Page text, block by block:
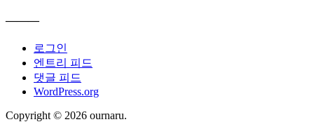
———
로그인
엔트리 피드
댓글 피드
WordPress.org
Copyright © 2026 ournaru.